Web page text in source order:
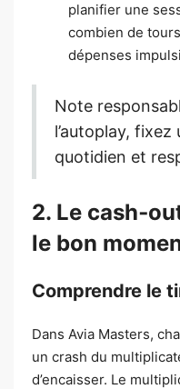
planifier une
combien de
dépenses
Note
l’autoplay,
quotidien et
2. Le
le bon
Comprendre le
Dans Avia Masters,
un crash du
d’encaisser. Le